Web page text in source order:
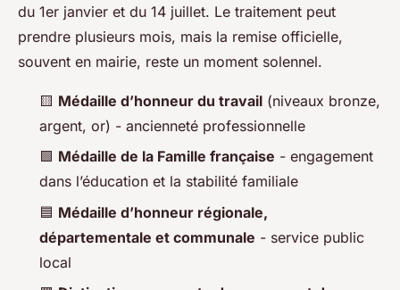
du 1er janvier et du 14 juillet. Le traitement peut
prendre plusieurs mois, mais la remise officielle,
souvent en mairie, reste un moment solennel.
🟨 Médaille d’honneur du travail (niveaux bronze,
argent, or) - ancienneté professionnelle
🟩 Médaille de la Famille française - engagement
dans l’éducation et la stabilité familiale
🟦 Médaille d’honneur régionale,
départementale et communale - service public
local